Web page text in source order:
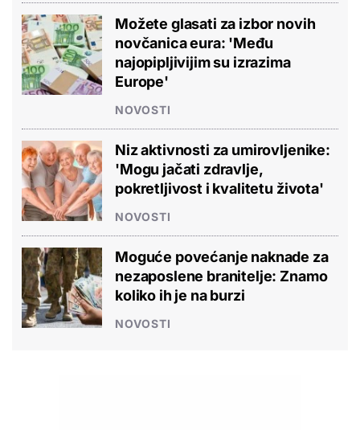
Možete glasati za izbor novih
novčanica eura: 'Među
najopipljivijim su izrazima
Europe'
NOVOSTI
Niz aktivnosti za umirovljenike:
'Mogu jačati zdravlje,
pokretljivost i kvalitetu života'
NOVOSTI
Moguće povećanje naknade za
nezaposlene branitelje: Znamo
koliko ih je na burzi
NOVOSTI